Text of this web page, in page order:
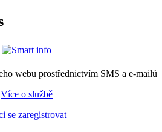
webu prostřednictvím SMS a e-mailů
Více o službě
se zaregistrovat